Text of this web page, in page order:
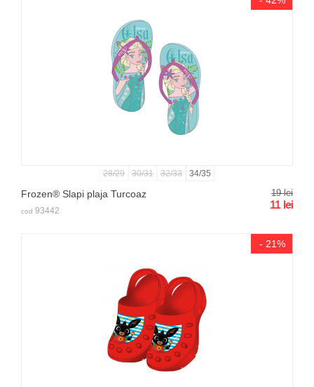
28/29 30/31 32/33 34/35
Frozen® Slapi plaja Turcoaz 19 lei
11 lei
cod 93442
- 21%